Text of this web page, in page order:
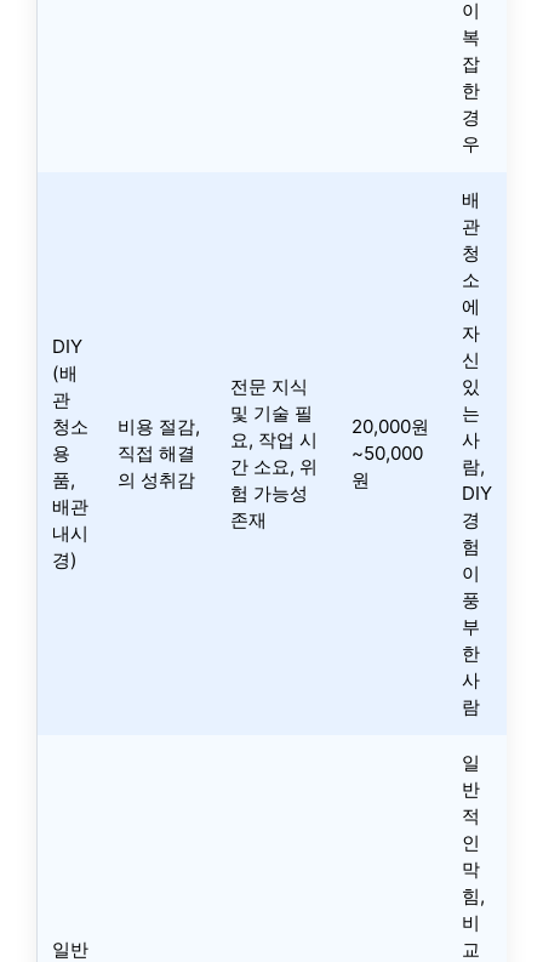
이
복
잡
한
경
우
DIY
(배
관
청소
용
품,
배관
내시
경)
비용 절감,
직접 해결
의 성취감
전문 지식
및 기술 필
요, 작업 시
간 소요, 위
험 가능성
존재
20,000원
~50,000
원
배
관
청
소
에
자
신
있
는
사
람,
DIY
경
험
이
풍
부
한
사
람
일반
일
반
적
인
막
힘,
비
교